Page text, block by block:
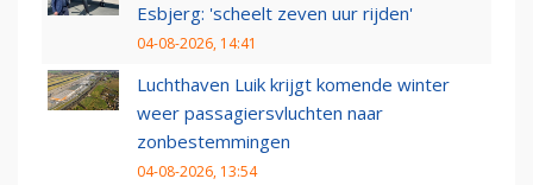
Esbjerg: 'scheelt zeven uur rijden'
04-08-2026, 14:41
Luchthaven Luik krijgt komende winter
weer passagiersvluchten naar
zonbestemmingen
04-08-2026, 13:54